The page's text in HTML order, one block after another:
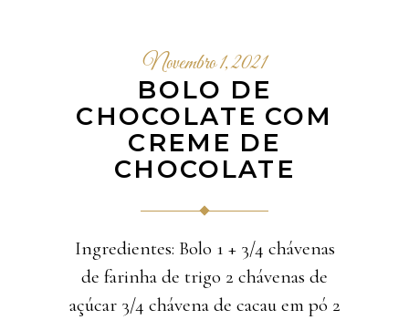
Novembro 1, 2021
BOLO DE
CHOCOLATE COM
CREME DE
CHOCOLATE
Ingredientes: Bolo 1 + 3/4 chávenas
de farinha de trigo 2 chávenas de
açúcar 3/4 chávena de cacau em pó 2